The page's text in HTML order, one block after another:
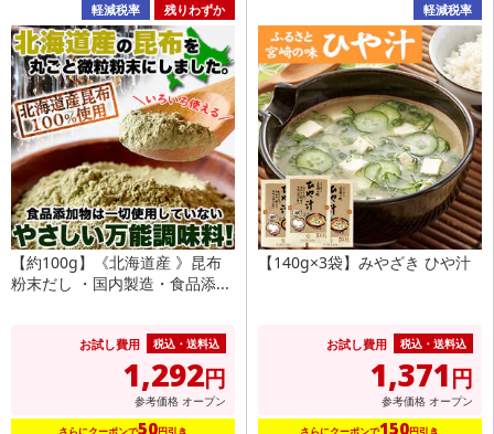
軽減税率 残りわずか
【約100g】《北海道産 》昆布
粉末だし ・国内製造・食品添...
お試し費用 税込・送料込
1,292円
参考価格 オープン
50
軽減税率
【140g×3袋】みやざき ひや汁
お試し費用 税込・送料込
1,371円
参考価格 オープン
150